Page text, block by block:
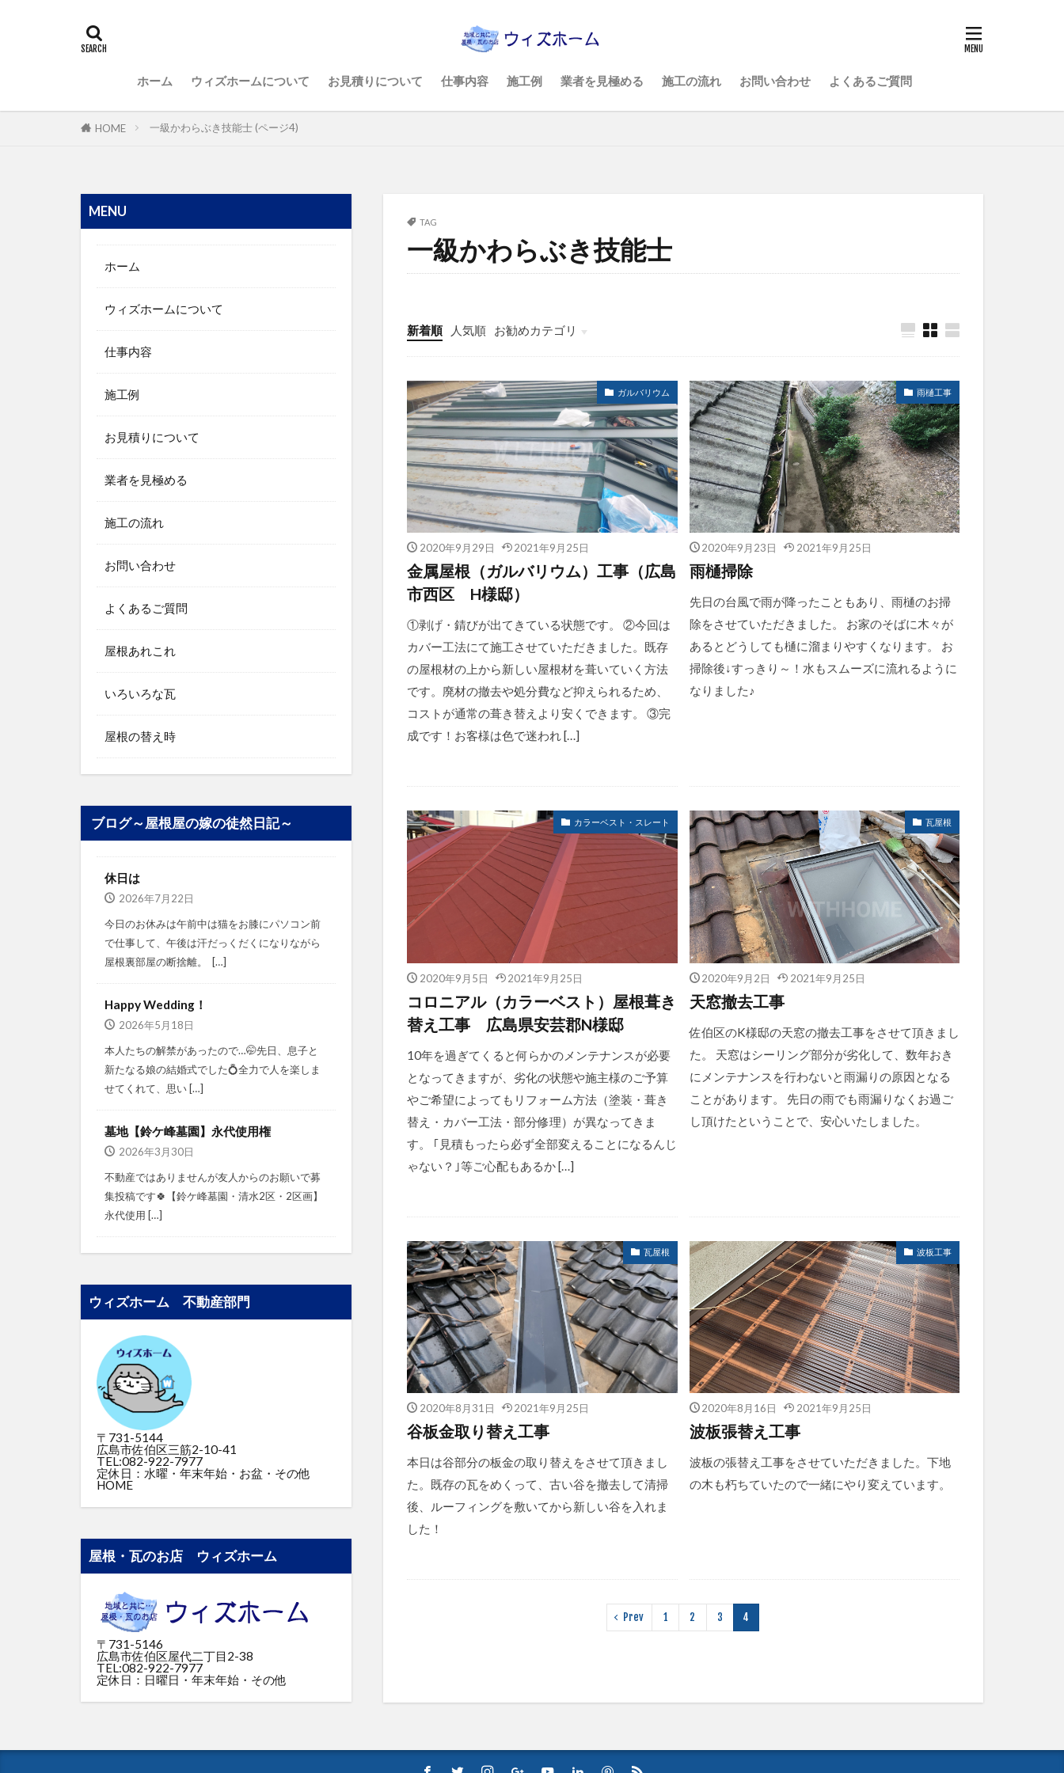
ホーム ウィズホームについて お見積りについて 仕事内容 施工例 業者を見極める 施工の流れ お問い合わせ よくあるご質問
HOME 一級かわらぶき技能士 (ページ4)
TAG
一級かわらぶき技能士
新着順 人気順
お勧めカテゴリ
施工例すべて
ガルバリウム
2020年9月29日 2021年9月25日
金属屋根（ガルバリウム）工事（広島
市西区 H様邸）
①剥げ・錆びが出てきている状態です。 ②今回は
カバー工法にて施工させていただきました。既存
の屋根材の上から新しい屋根材を葺いていく方法
です。廃材の撤去や処分費など抑えられるため、
コストが通常の葺き替えより安くできます。 ③完
成です！お客様は色で迷われ […]
雨樋工事
2020年9月23日 2021年9月25日
雨樋掃除
先日の台風で雨が降ったこともあり、雨樋のお掃
除をさせていただきました。 お家のそばに木々が
あるとどうしても樋に溜まりやすくなります。 お
掃除後↓すっきり～！水もスムーズに流れるように
なりました♪
カラーベスト・スレート
2020年9月5日 2021年9月25日
コロニアル（カラーベスト）屋根葺き
替え工事 広島県安芸郡N様邸
10年を過ぎてくると何らかのメンテナンスが必要
となってきますが、劣化の状態や施主様のご予算
やご希望によってもリフォーム方法（塗装・葺き
替え・カバー工法・部分修理）が異なってきま
す。 ｢見積もったら必ず全部変えることになるんじ
ゃない？｣等ご心配もあるか […]
瓦屋根
2020年9月2日 2021年9月25日
天窓撤去工事
佐伯区のK様邸の天窓の撤去工事をさせて頂きまし
た。 天窓はシーリング部分が劣化して、数年おき
にメンテナンスを行わないと雨漏りの原因となる
ことがあります。 先日の雨でも雨漏りなくお過ご
し頂けたということで、安心いたしました。
瓦屋根
2020年8月31日 2021年9月25日
谷板金取り替え工事
本日は谷部分の板金の取り替えをさせて頂きまし
た。既存の瓦をめくって、古い谷を撤去して清掃
後、ルーフィングを敷いてから新しい谷を入れま
した！
波板工事
2020年8月16日 2021年9月25日
波板張替え工事
波板の張替え工事をさせていただきました。下地
の木も朽ちていたので一緒にやり変えています。
Prev 1 2 3 4
MENU
ホーム
ウィズホームについて
仕事内容
施工例
お見積りについて
業者を見極める
施工の流れ
お問い合わせ
よくあるご質問
屋根あれこれ
いろいろな瓦
屋根の替え時
ブログ～屋根屋の嫁の徒然日記～
休日は
2026年7月22日
今日のお休みは午前中は猫をお膝にパソコン前
で仕事して、午後は汗だっくだくになりながら
屋根裏部屋の断捨離。⁡ ⁡ […]
Happy Wedding！
2026年5月18日
本人たちの解禁があったので…🤭⁡⁡先日、息子と
新たなる娘の結婚式でした💍⁡⁡⁡全力で人を楽しま
せてくれて、思い […]
墓地【鈴ケ峰墓園】永代使用権
2026年3月30日
不動産ではありませんが⁡⁡友人からのお願いで募
集投稿です🍀⁡⁡⁡⁡【鈴ケ峰墓園・清水2区・2区画】⁡⁡
永代使用 […]
ウィズホーム 不動産部門
〒731-5144
広島市佐伯区三筋2-10-41
TEL:082-922-7977
定休日：水曜・年末年始・お盆・その他
HOME
屋根・瓦のお店 ウィズホーム
〒731-5146
広島市佐伯区屋代二丁目2-38
TEL:082-922-7977
定休日：日曜日・年末年始・その他